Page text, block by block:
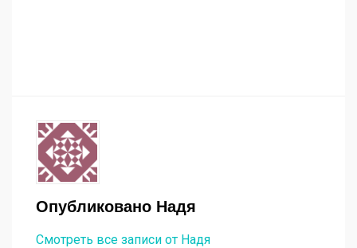
Опубликовано Надя
Смотреть все записи от Надя